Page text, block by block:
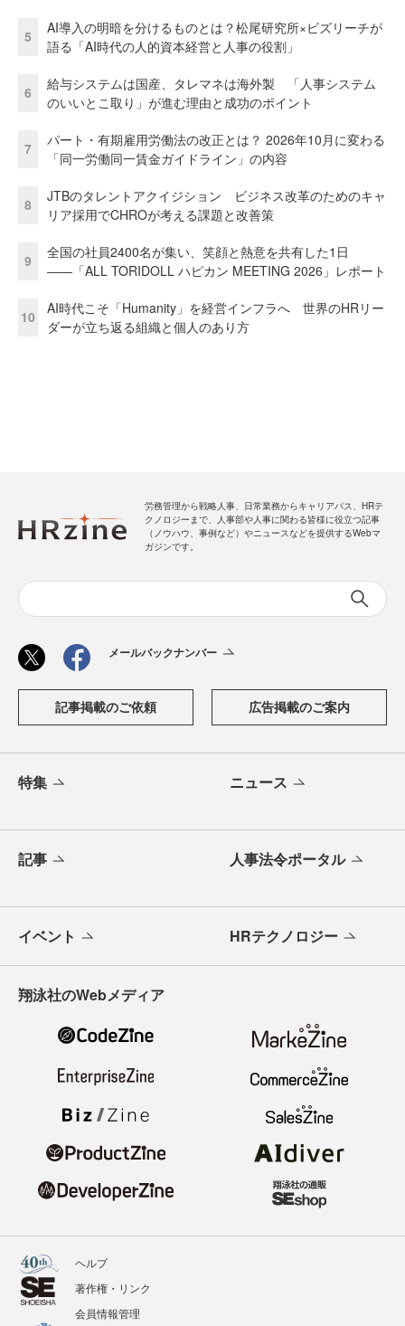
5
AI導入の明暗を分けるものとは？松尾研究所×ビズリーチが
語る「AI時代の人的資本経営と人事の役割」
6
給与システムは国産、タレマネは海外製 「人事システム
のいいとこ取り」が進む理由と成功のポイント
7
パート・有期雇用労働法の改正とは？ 2026年10月に変わる
「同一労働同一賃金ガイドライン」の内容
8
JTBのタレントアクイジション ビジネス改革のためのキャ
リア採用でCHROが考える課題と改善策
9
全国の社員2400名が集い、笑顔と熱意を共有した1日
――「ALL TORIDOLL ハピカン MEETING 2026」レポート
10
AI時代こそ「Humanity」を経営インフラへ 世界のHRリー
ダーが立ち返る組織と個人のあり方
労務管理から戦略人事、日常業務からキャリアパス、HRテ
クノロジーまで、人事部や人事に関わる皆様に役立つ記事
（ノウハウ、事例など）やニュースなどを提供するWebマ
ガジンです。
メールバックナンバー
記事掲載のご依頼 広告掲載のご案内
特集 ニュース
記事 人事法令ポータル
イベント HRテクノロジー
翔泳社のWebメディア
ヘルプ
著作権・リンク
会員情報管理